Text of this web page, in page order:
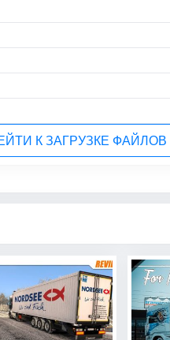
К ЗАГРУЗКЕ ФАЙЛОВ